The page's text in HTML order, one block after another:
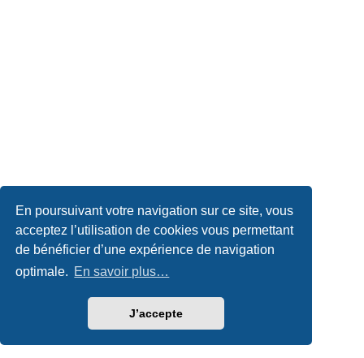
En poursuivant votre navigation sur ce site, vous
acceptez l’utilisation de cookies vous permettant
de bénéficier d’une expérience de navigation
optimale. En savoir plus…
J’accepte